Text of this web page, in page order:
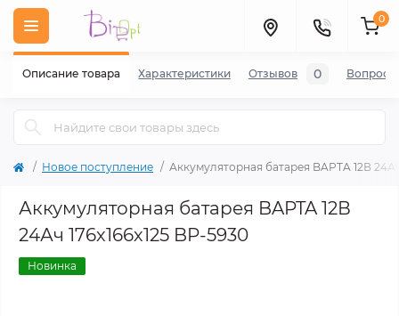
0
Новое поступление Аккумуляторная батарея BAPTA 12В 24Ач
Аккумуляторная батарея BAPTA 12В
24Ач 176х166х125 BP-5930
Новинка
Описание товара Характеристики Отзывов 0 Вопросы